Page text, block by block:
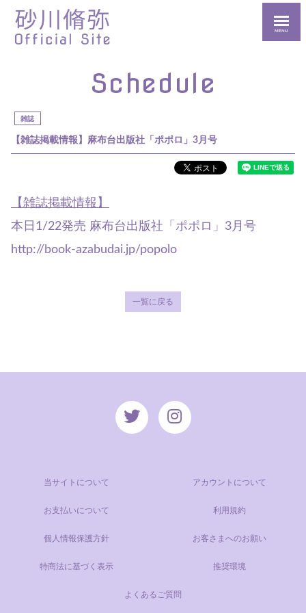
MENU
Schedule
雑誌
【雑誌掲載情報】麻布台出版社「ポポロ」3月号
【雑誌掲載情報】
本日1/22発売 麻布台出版社「ポポロ」3月号
http://book-azabudai.jp/popolo
一覧に戻る
当サイトについて アカウントについて
お支払いについて 利用規約
個人情報保護方針 お客さまへのお願い
特商法に基づく表示 推奨環境
よくあるご質問